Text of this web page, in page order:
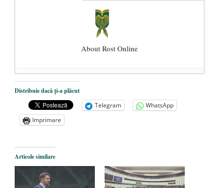
About Rost Online
Dezvăluiri cutremurătoare despre
președintele Ucrainei, Volodymyr
Zelensky
- 13 mai 2026
Statul care servește Națiunea
Legea Vexler produce efecte. Bustul
poetului Octavian Goga, înlăturat din Iași
- 16 aprilie 2026
Distribuie dacă ți-a plăcut
Telegram
WhatsApp
Imprimare
Articole similare